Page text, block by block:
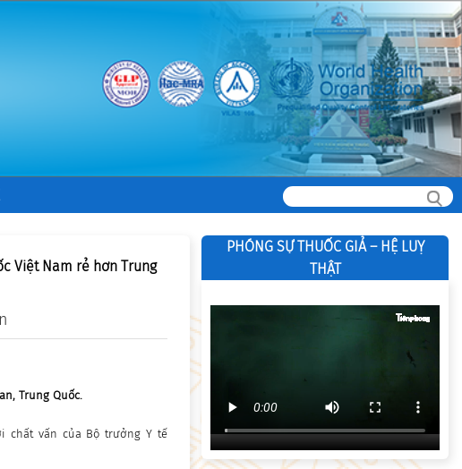
Việt Nam rẻ hơn Trung
Trung Quốc.
chất vấn của Bộ trưởng Y tế
PHÓNG SỰ THUỐC GIẢ – HỆ LUỴ
THẬT